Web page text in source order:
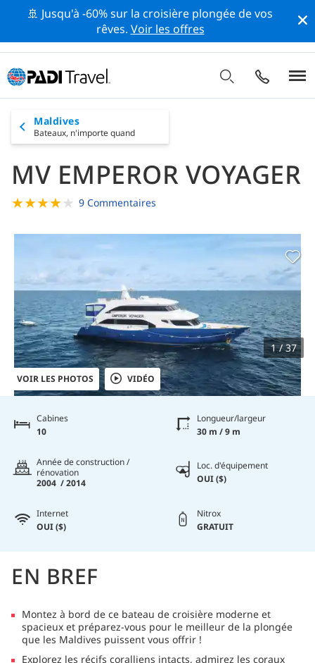
🚢 Jusqu'à -60% sur la croisière plongée de vos
rêves. Voir les offres
Maldives
Bateaux, n'importe quand
MV EMPEROR VOYAGER
★★★★★ 9 Commentaires
VOIR LES PHOTOS VIDÉO
1 / 37
Cabines
10
Longueur/largeur
30 m / 9 m
Année de construction /
rénovation
2004 / 2014
Loc. d'équipement
OUI ($)
Internet
OUI ($)
Nitrox
GRATUIT
EN BREF
Montez à bord de ce bateau de croisière moderne et
spacieux et préparez-vous pour le meilleur de la plongée
que les Maldives puissent vous offrir !
Explorez les récifs coralliens intacts, admirez les coraux